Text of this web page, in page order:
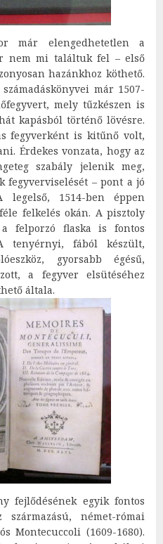
már elengedhetetlen a
nem mi találtuk fel – első
hazánkhoz köthető.
már 1507-
mely tűzkészen is
kapásból történő lövésre.
fegyverként is kitűnő volt,
Érdekes vonzata, hogy az
szabály jelenik meg,
fegyverviselését – pont a jó
legelső, 1514-ben éppen
felkelés okán. A pisztoly
felporzó flaska is fontos
tenyérnyi, fából készült,
gyorsabb égésű,
a fegyver elsütéséhez
általa.
fejlődésének egyik fontos
német-római
Montecuccoli (1609-1680).